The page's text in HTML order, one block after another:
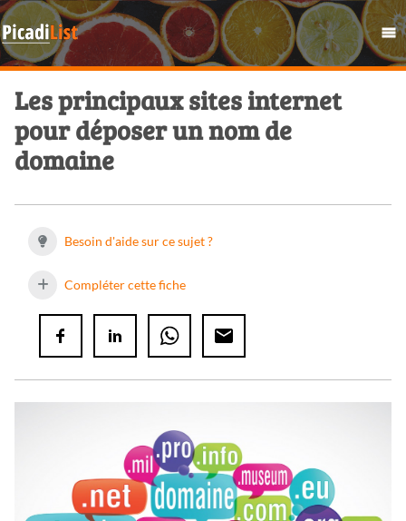
Les principaux sites internet
pour déposer un nom de
domaine
Besoin d'aide sur ce sujet ?
Compléter cette fiche